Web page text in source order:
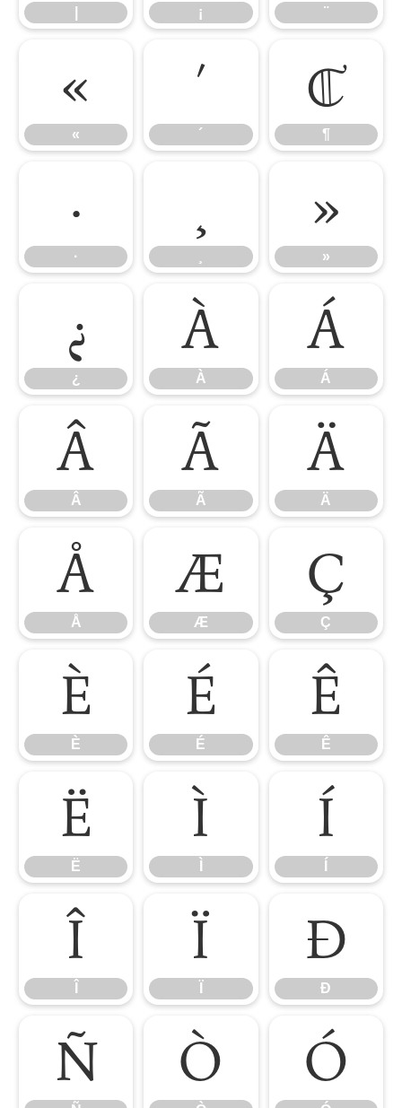
¡ ¨
«
«
´
´
¶
¶
·
·
¸ »
»
¿
¿
À
À
Á
Á
Â
Â
Ã
Ã
Ä
Ä
Å
Å
Æ
Æ
Ç
Ç
È
È
É
É
Ê
Ê
Ë
Ë
Ì Í
Î Ï Ð
Ð
Ñ Ò Ó